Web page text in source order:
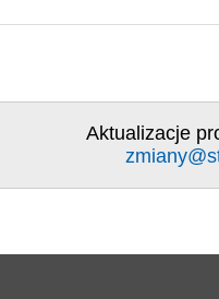
Aktualizacje